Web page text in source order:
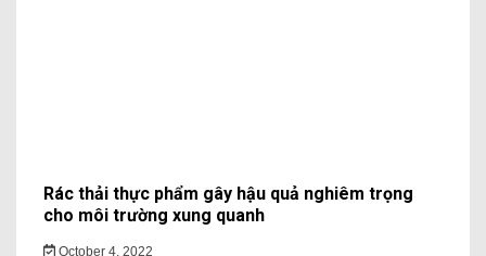
Rác thải thực phẩm gây hậu quả nghiêm trọng
cho môi trường xung quanh
October 4, 2022